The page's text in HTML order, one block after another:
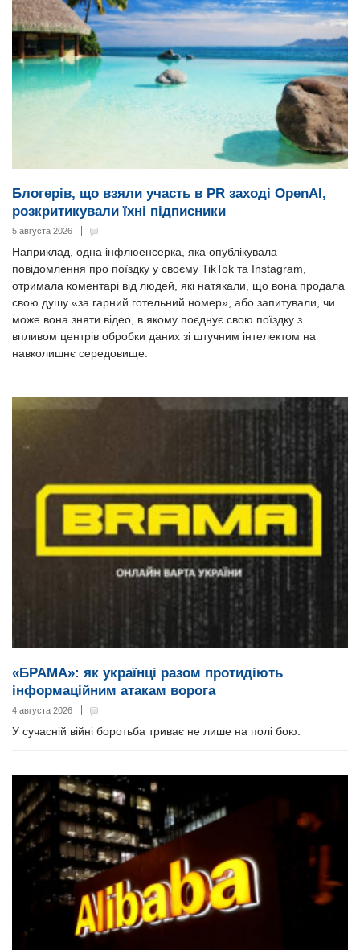
Блогерів, що взяли участь в PR заході OpenAI,
розкритикували їхні підписники
5 августа 2026
Наприклад, одна інфлюенсерка, яка опублікувала
повідомлення про поїздку у своєму TikTok та Instagram,
отримала коментарі від людей, які натякали, що вона продала
свою душу «за гарний готельний номер», або запитували, чи
може вона зняти відео, в якому поєднує свою поїздку з
впливом центрів обробки даних зі штучним інтелектом на
навколишнє середовище.
«БРАМА»: як українці разом протидіють
інформаційним атакам ворога
4 августа 2026
У сучасній війні боротьба триває не лише на полі бою.